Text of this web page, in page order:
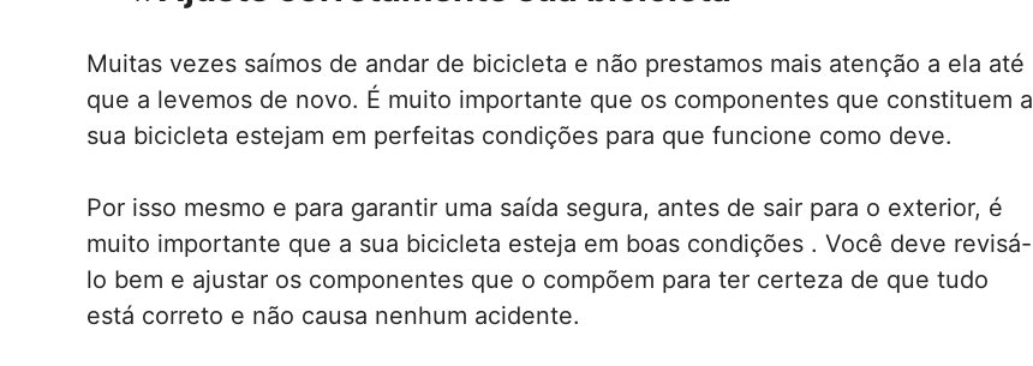
Muitas vezes saímos de andar de bicicleta e não prestamos mais atenção a ela até
que a levemos de novo. É muito importante que os componentes que constituem a
sua bicicleta estejam em perfeitas condições para que funcione como deve.
Por isso mesmo e para garantir uma saída segura, antes de sair para o exterior, é
muito importante que a sua bicicleta esteja em boas condições . Você deve revisá-
lo bem e ajustar os componentes que o compõem para ter certeza de que tudo
está correto e não causa nenhum acidente.